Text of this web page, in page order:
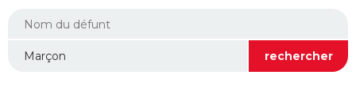
BRICOLAGE
WEEK-END